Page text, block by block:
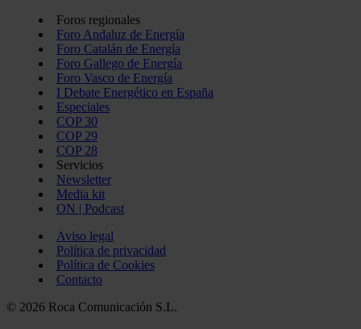
Foros regionales
Foro Andaluz de Energía
Foro Catalán de Energía
Foro Gallego de Energía
Foro Vasco de Energía
I Debate Energético en España
Especiales
COP 30
COP 29
COP 28
Servicios
Newsletter
Media kit
ON | Podcast
Aviso legal
Política de privacidad
Política de Cookies
Contacto
© 2026 Roca Comunicación S.L.